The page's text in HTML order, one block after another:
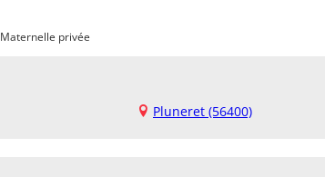
Maternelle privée
Pluneret (56400)